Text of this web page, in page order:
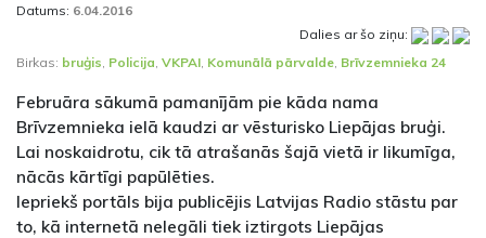
Datums: 6.04.2016
Dalies ar šo ziņu:
Birkas: bruģis Policija VKPAI Komunālā pārvalde Brīvzemnieka 24
Februāra sākumā pamanījām pie kāda nama
Brīvzemnieka ielā kaudzi ar vēsturisko Liepājas bruģi.
Lai noskaidrotu, cik tā atrašanās šajā vietā ir likumīga,
nācās kārtīgi papūlēties.
Iepriekš portāls bija publicējis Latvijas Radio stāstu par
to, kā internetā nelegāli tiek iztirgots Liepājas